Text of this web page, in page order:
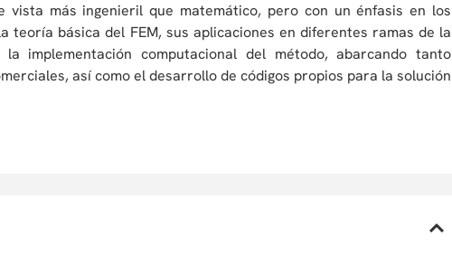
vista más ingenieril que matemático, pero con un énfasis en los
teoría básica del FEM, sus aplicaciones en diferentes ramas de la
implementación computacional del método, abarcando tanto
así como el desarrollo de códigos propios para la solución